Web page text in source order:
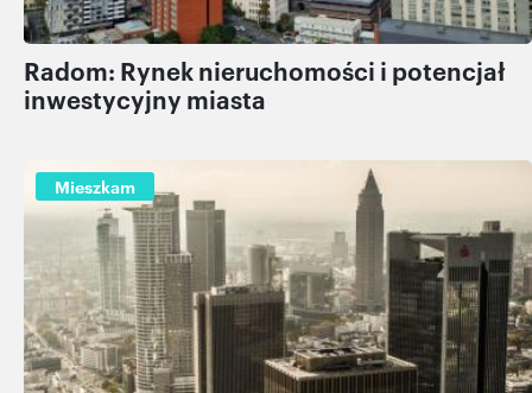
Radom: Rynek nieruchomości i potencjał
inwestycyjny miasta
Mieszkam